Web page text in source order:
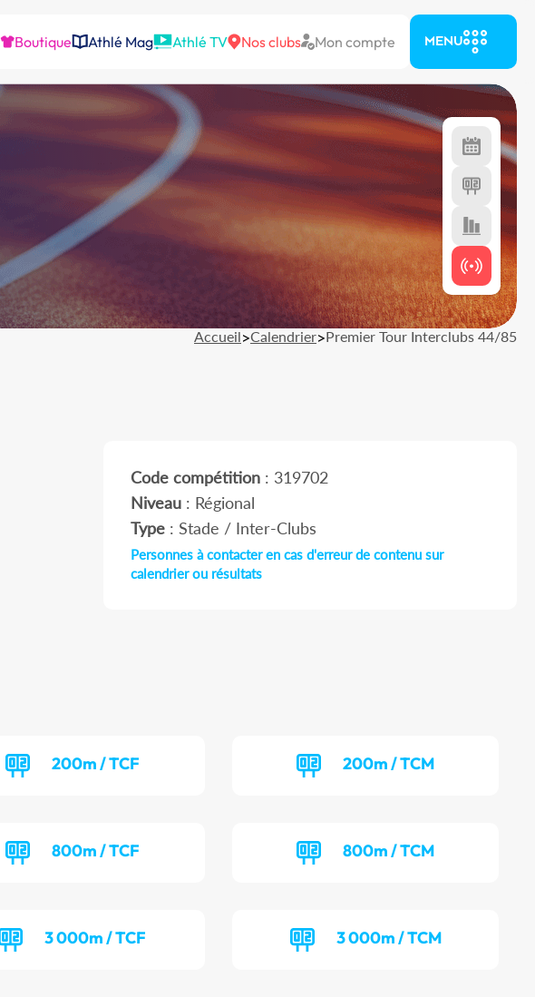
Boutique Athlé Mag Athlé TV Nos clubs Mon compte MENU
Accueil>Calendrier>Premier Tour Interclubs 44/85
Code compétition: 319702
Niveau: Régional
Type: Stade / Inter-Clubs
Personnes à contacter en cas d'erreur de contenu sur
calendrier ou résultats
200m / TCF 200m / TCM
800m / TCF 800m / TCM
3 000m / TCF 3 000m / TCM